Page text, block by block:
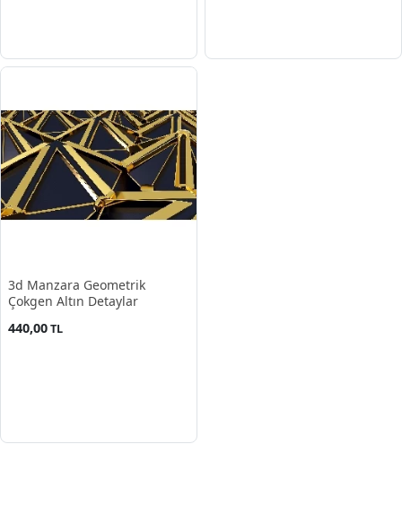
3d Manzara Geometrik
Çokgen Altın Detaylar
440,00TL